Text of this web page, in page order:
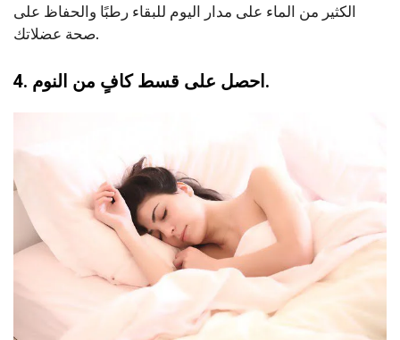
الكثير من الماء على مدار اليوم للبقاء رطبًا والحفاظ على
صحة عضلاتك.
4. احصل على قسط كافٍ من النوم.